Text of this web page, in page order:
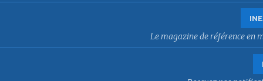
Le magazine de référence en